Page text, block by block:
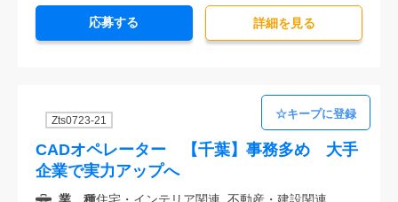
応募する 詳細を⾒る
Zts0723-21
CADオペレーター 【千葉】事務多め 大手
企業で実力アップへ